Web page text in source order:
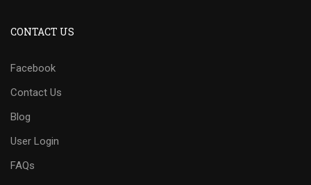
CONTACT US
Facebook
Contact Us
Blog
User Login
FAQs